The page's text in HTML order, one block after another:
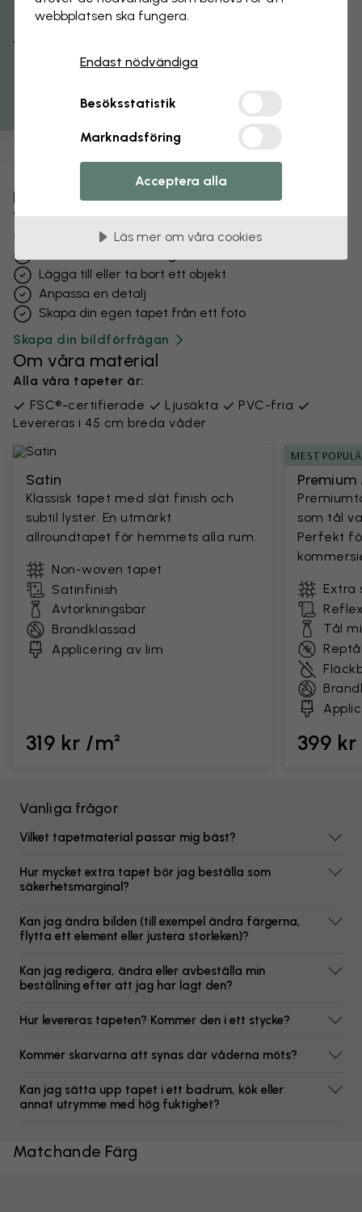
Förändra din tapet
Vårt designteam kan justera vilket motiv som helst
för att göra det unikt för dig.
Lägga till eller ta bort ett objekt
Anpassa en detalj
Skapa din egen tapet från ett foto
Skapa din bildförfrågan
Om våra material
Alla våra tapeter är:
FSC®-certifierade
Ljusäkta
PVC-fria
Levereras i 45 cm breda våder
Satin
Klassisk tapet med slät finish och
subtil lyster. En utmärkt
allroundtapet för hemmets alla rum.
Non-woven tapet
Satinfinish
Avtorkningsbar
Brandklassad
Applicering av lim
319 kr /m²
MEST
som tål
Perfekt
Extra
Tål
399
Vanliga frågor
Vilket tapetmaterial passar mig bäst?
Hur mycket extra tapet bör jag beställa som
säkerhetsmarginal?
Kan jag ändra bilden (till exempel ändra färgerna,
flytta ett element eller justera storleken)?
Kan jag redigera, ändra eller avbeställa min
beställning efter att jag har lagt den?
Hur levereras tapeten? Kommer den i ett stycke?
Kommer skarvarna att synas där våderna möts?
Kan jag sätta upp tapet i ett badrum, kök eller
annat utrymme med hög fuktighet?
Matchande Färg
Få 15% rabatt
webbplatsen ska fungera.
Endast nödvändiga
Besöksstatistik
Marknadsföring
Acceptera alla
Läs mer om våra cookies